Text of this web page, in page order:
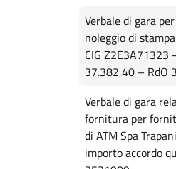
Verbale di gara
noleggio di
CIG Z2E3A71323
37.382,40 – RdO
Verbale di gara
fornitura per
di ATM Spa
importo accordo